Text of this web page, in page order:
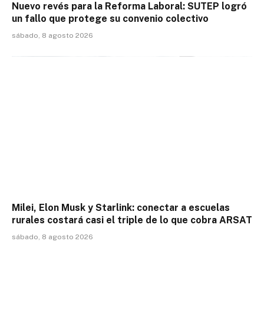
Nuevo revés para la Reforma Laboral: SUTEP logró
un fallo que protege su convenio colectivo
sábado, 8 agosto 2026
Milei, Elon Musk y Starlink: conectar a escuelas
rurales costará casi el triple de lo que cobra ARSAT
sábado, 8 agosto 2026